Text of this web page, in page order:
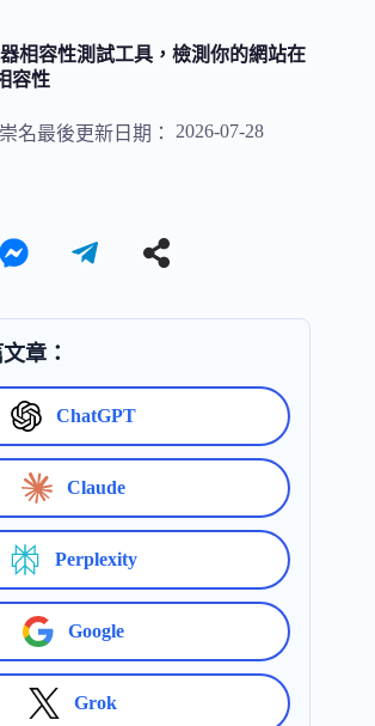
相容性測試工具，檢測你的網站在
容性
名最後更新日期：
2026-07-28
章：
ChatGPT
Claude
Perplexity
Google
Grok